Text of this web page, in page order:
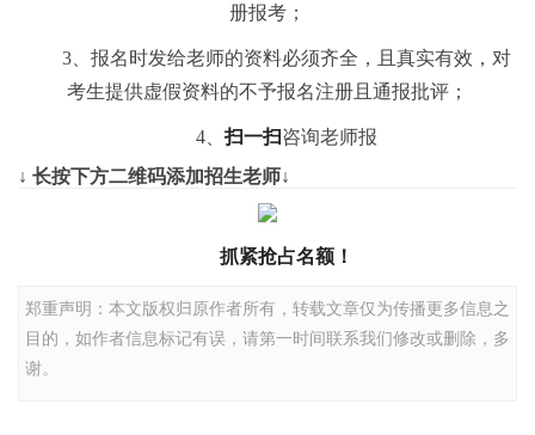
册报考；
3、报名时发给老师的资料必须齐全，且真实有效，对
考生提供虚假资料的不予报名注册且通报批评；
4、扫一扫咨询老师报
↓ 长按下方二维码添加招生老师↓
抓紧抢占名额！
郑重声明：本文版权归原作者所有，转载文章仅为传播更多信息之
目的，如作者信息标记有误，请第一时间联系我们修改或删除，多
谢。